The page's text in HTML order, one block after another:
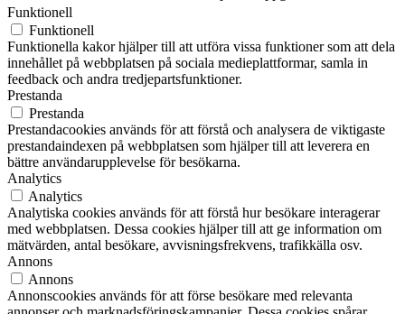
Funktionell
Funktionell
Funktionella kakor hjälper till att utföra vissa funktioner som att dela
innehållet på webbplatsen på sociala medieplattformar, samla in
feedback och andra tredjepartsfunktioner.
Prestanda
Prestanda
Prestandacookies används för att förstå och analysera de viktigaste
prestandaindexen på webbplatsen som hjälper till att leverera en
bättre användarupplevelse för besökarna.
Analytics
Analytics
Analytiska cookies används för att förstå hur besökare interagerar
med webbplatsen. Dessa cookies hjälper till att ge information om
mätvärden, antal besökare, avvisningsfrekvens, trafikkälla osv.
Annons
Annons
Annonscookies används för att förse besökare med relevanta